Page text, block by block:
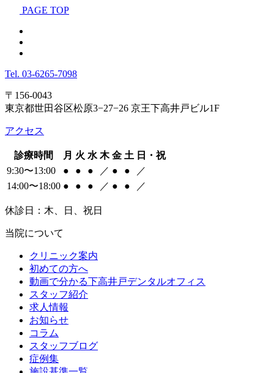
PAGE TOP
Tel. 03-6265-7098
〒156-0043
東京都世田谷区松原3−27−26 京王下高井戸ビル1F
アクセス
診療時間 月 火 水 木 金 土 日・祝
9:30〜13:00
● ● ● ／ ● ●
／
14:00〜18:00 ● ● ● ／ ● ● ／
休診日：木、日、祝日
当院について
クリニック案内
初めての方へ
動画で分かる下高井戸デンタルオフィス
スタッフ紹介
求人情報
お知らせ
コラム
スタッフブログ
症例集